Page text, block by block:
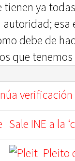
tienen ya
esa
debe de
que
Sale INE a la
Pleito